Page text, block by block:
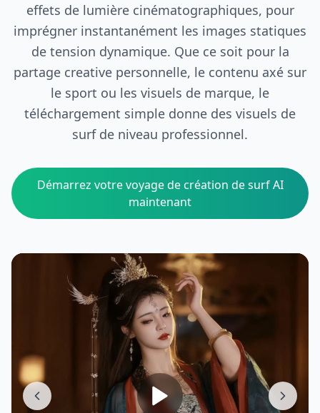
effets de lumière cinématographiques, pour
imprégner instantanément les images statiques
de tension dynamique. Que ce soit pour la
partage creative personnelle, le contenu axé sur
le sport ou les visuels de marque, le
téléchargement simple donne des visuels de
surf de niveau professionnel.
Démarrez votre voyage de création de surf AI
maintenant